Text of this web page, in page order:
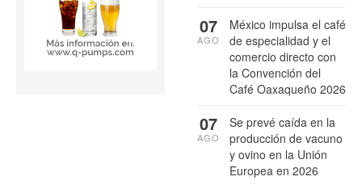
México impulsa el café
de especialidad y el
comercio directo con
la Convención del
Café Oaxaqueño 2026
07
AGO
Se prevé caída en la
producción de vacuno
y ovino en la Unión
Europea en 2026
07
AGO